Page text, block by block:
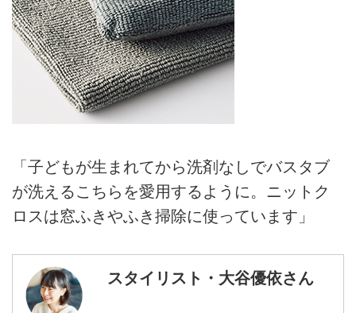
「子どもが生まれてから洗剤なしでバスタブ
が洗えるこちらを愛用するように。ニットク
ロスは窓ふきやふき掃除に使っています」
スタイリスト・大谷優依さん